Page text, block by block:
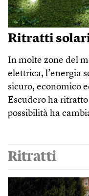
Ritratti
In molte zone del
elettrica, l’energia
sicuro, economico
Escudero ha
possibilità ha
Ritratti